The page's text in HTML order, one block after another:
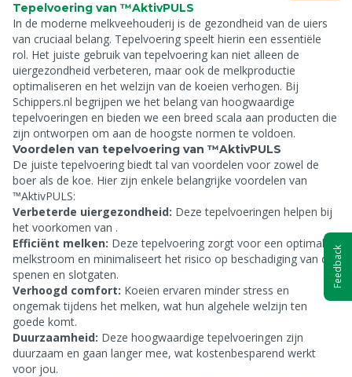
Tepelvoering van ™AktivPULS
In de moderne melkveehouderij is de gezondheid van de uiers
van cruciaal belang. Tepelvoering speelt hierin een essentiële
rol. Het juiste gebruik van tepelvoering kan niet alleen de
uiergezondheid verbeteren, maar ook de melkproductie
optimaliseren en het welzijn van de koeien verhogen. Bij
Schippers.nl begrijpen we het belang van hoogwaardige
tepelvoeringen en bieden we een breed scala aan producten die
zijn ontworpen om aan de hoogste normen te voldoen.
Voordelen van tepelvoering van ™AktivPULS
De juiste tepelvoering biedt tal van voordelen voor zowel de
boer als de koe. Hier zijn enkele belangrijke voordelen van
™AktivPULS:
Verbeterde uiergezondheid: Deze tepelvoeringen helpen bij
het voorkomen van .
Efficiënt melken: Deze tepelvoering zorgt voor een optimale
melkstroom en minimaliseert het risico op beschadiging van de
spenen en slotgaten.
Verhoogd comfort: Koeien ervaren minder stress en
ongemak tijdens het melken, wat hun algehele welzijn ten
goede komt.
Duurzaamheid: Deze hoogwaardige tepelvoeringen zijn
duurzaam en gaan langer mee, wat kostenbesparend werkt
voor jou.
Feedback